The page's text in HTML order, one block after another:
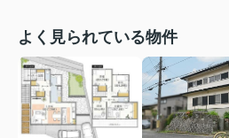
よく見られている物件